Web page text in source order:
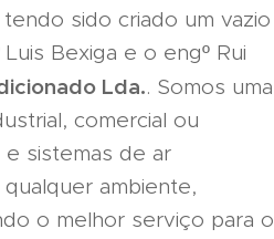
sido criado um vazio
Bexiga e o engº Rui
Lda.. Somos uma
comercial ou
e sistemas de ar
ambiente,
o melhor serviço para o